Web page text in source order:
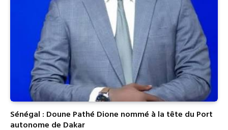
Sénégal : Doune Pathé Dione nommé à la tête du Port
autonome de Dakar